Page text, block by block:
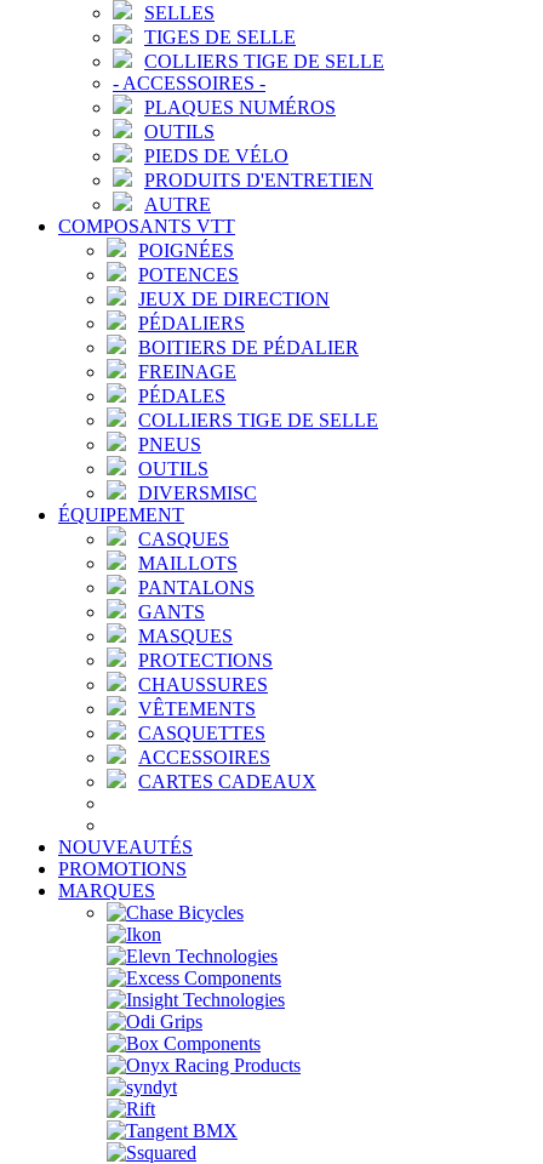
SELLES
TIGES DE SELLE
COLLIERS TIGE DE SELLE
- ACCESSOIRES -
PLAQUES NUMÉROS
OUTILS
PIEDS DE VÉLO
PRODUITS D'ENTRETIEN
AUTRE
COMPOSANTS VTT
POIGNÉES
POTENCES
JEUX DE DIRECTION
PÉDALIERS
BOITIERS DE PÉDALIER
FREINAGE
PÉDALES
COLLIERS TIGE DE SELLE
PNEUS
OUTILS
DIVERSMISC
ÉQUIPEMENT
CASQUES
MAILLOTS
PANTALONS
GANTS
MASQUES
PROTECTIONS
CHAUSSURES
VÊTEMENTS
CASQUETTES
ACCESSOIRES
CARTES CADEAUX
NOUVEAUTÉS
PROMOTIONS
MARQUES